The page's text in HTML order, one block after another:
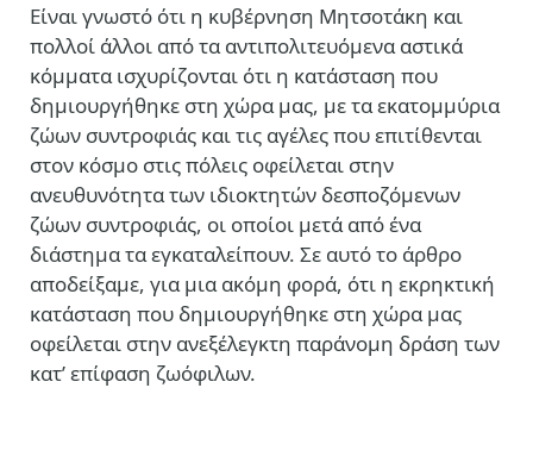
Είναι γνωστό ότι η κυβέρνηση Μητσοτάκη και
πολλοί άλλοι από τα αντιπολιτευόμενα αστικά
κόμματα ισχυρίζονται ότι η κατάσταση που
δημιουργήθηκε στη χώρα μας, με τα εκατομμύρια
ζώων συντροφιάς και τις αγέλες που επιτίθενται
στον κόσμο στις πόλεις οφείλεται στην
ανευθυνότητα των ιδιοκτητών δεσποζόμενων
ζώων συντροφιάς, οι οποίοι μετά από ένα
διάστημα τα εγκαταλείπουν. Σε αυτό το άρθρο
αποδείξαμε, για μια ακόμη φορά, ότι η εκρηκτική
κατάσταση που δημιουργήθηκε στη χώρα μας
οφείλεται στην ανεξέλεγκτη παράνομη δράση των
κατ’ επίφαση ζωόφιλων.